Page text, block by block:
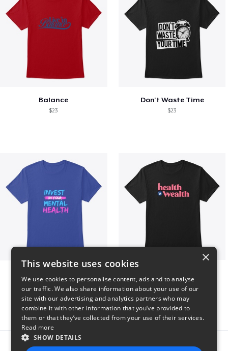
Balance
$23
Don't Waste Time
$23
$23 $23
Report this product
×
This website uses cookies
We use cookies to personalise content, ads and to analyse
our traffic. We also share information about your use of our
site with our advertising and analytics partners who may
combine it with other information that you’ve provided to
them or that they’ve collected from your use of their services.
Read more
SHOW DETAILS